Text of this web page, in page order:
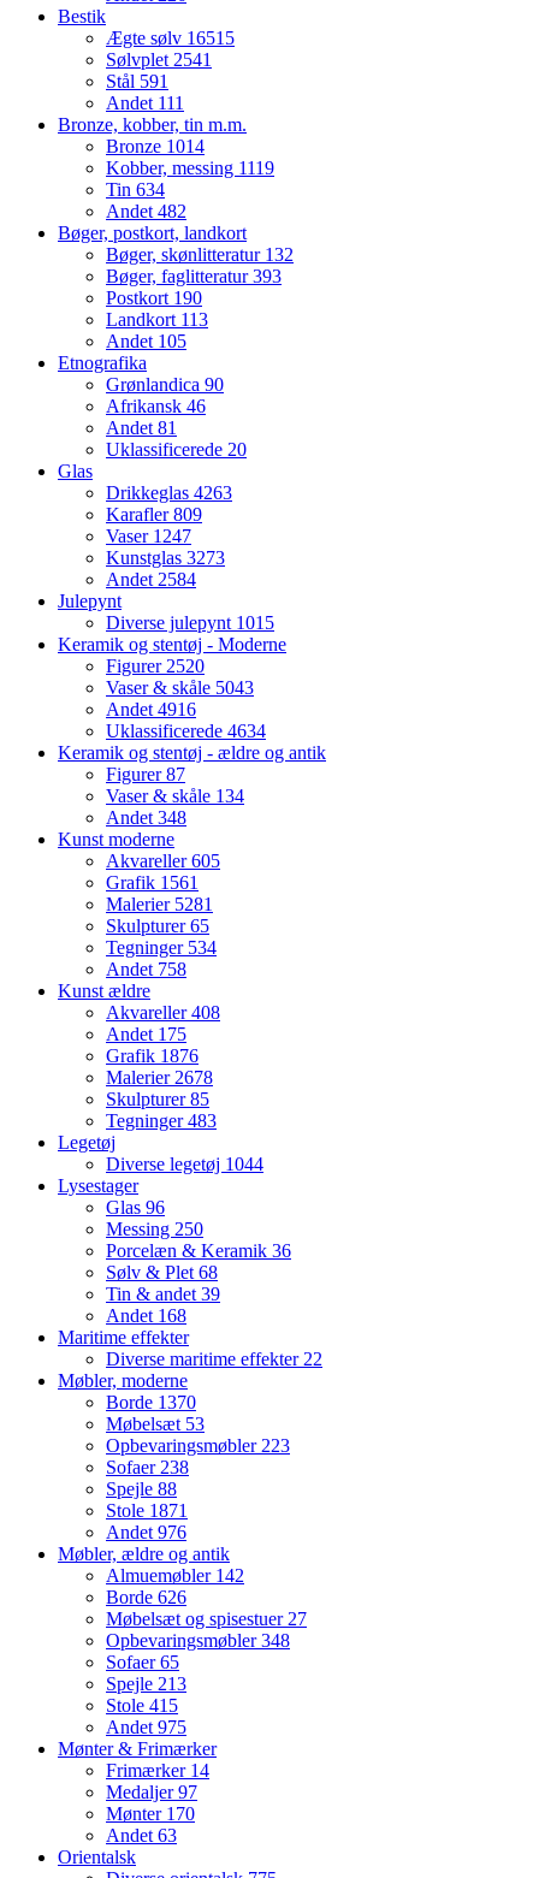
Bestik
Ægte sølv 16515
Sølvplet2541
Stål 591
Andet 111
Bronze, kobber, tin m.m.
Bronze 1014
Kobber, messing 1119
Tin 634
Andet482
Bøger, postkort, landkort
Bøger, skønlitteratur 132
Bøger, faglitteratur393
Postkort 190
Landkort 113
Andet 105
Etnografika
Grønlandica 90
Afrikansk 46
Andet81
Uklassificerede 20
Glas
Drikkeglas 4263
Karafler809
Vaser 1247
Kunstglas 3273
Andet2584
Julepynt
Diverse julepynt 1015
Keramik og stentøj - Moderne
Figurer2520
Vaser & skåle 5043
Andet4916
Uklassificerede 4634
Keramik og stentøj - ældre og antik
Figurer87
Vaser & skåle 134
Andet348
Kunst moderne
Akvareller605
Grafik 1561
Malerier 5281
Skulpturer65
Tegninger 534
Andet 758
Kunst ældre
Akvareller408
Andet 175
Grafik 1876
Malerier2678
Skulpturer85
Tegninger483
Legetøj
Diverse legetøj 1044
Lysestager
Glas 96
Messing 250
Porcelæn & Keramik 36
Sølv & Plet68
Tin & andet39
Andet 168
Maritime effekter
Diverse maritime effekter22
Møbler, moderne
Borde 1370
Møbelsæt 53
Opbevaringsmøbler223
Sofaer238
Spejle 88
Stole 1871
Andet976
Møbler, ældre og antik
Almuemøbler 142
Borde 626
Møbelsæt og spisestuer27
Opbevaringsmøbler348
Sofaer65
Spejle 213
Stole 415
Andet975
Mønter & Frimærker
Frimærker 14
Medaljer97
Mønter 170
Andet63
Orientalsk